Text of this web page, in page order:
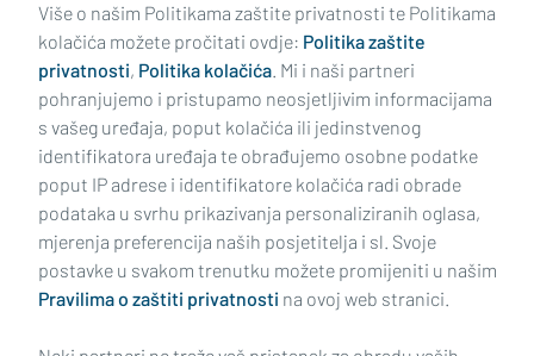
NIKA JULARIĆ, POBJEDNICA MASTERSA, ZA
'Izgleda kao da se mučimo, ali zaista
nam je lijepo i uživamo!'
Impressum Uvjeti korištenja Politika privatnosti
Politika kolačića Kontakt Pritužbe Suradnici
Više o našim Politikama zaštite privatnosti te Politikama
kolačića možete pročitati ovdje: Politika zaštite
privatnosti, Politika kolačića. Mi i naši partneri
pohranjujemo i pristupamo neosjetljivim informacijama
s vašeg uređaja, poput kolačića ili jedinstvenog
identifikatora uređaja te obrađujemo osobne podatke
poput IP adrese i identifikatore kolačića radi obrade
podataka u svrhu prikazivanja personaliziranih oglasa,
mjerenja preferencija naših posjetitelja i sl. Svoje
postavke u svakom trenutku možete promijeniti u našim
Pravilima o zaštiti privatnosti na ovoj web stranici.